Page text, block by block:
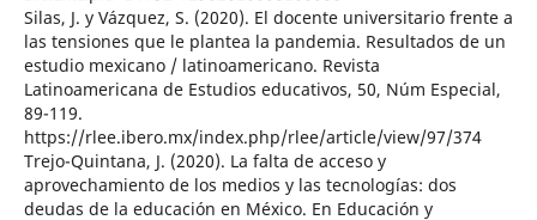
Silas, J. y Vázquez, S. (2020). El docente universitario frente a
las tensiones que le plantea la pandemia. Resultados de un
estudio mexicano / latinoamericano. Revista
Latinoamericana de Estudios educativos, 50, Núm Especial,
89-119.
https://rlee.ibero.mx/index.php/rlee/article/view/97/374
Trejo-Quintana, J. (2020). La falta de acceso y
aprovechamiento de los medios y las tecnologías: dos
deudas de la educación en México. En Educación y